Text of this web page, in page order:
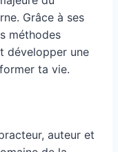
Grâce à ses
méthodes
développer une
ta vie.
auteur et